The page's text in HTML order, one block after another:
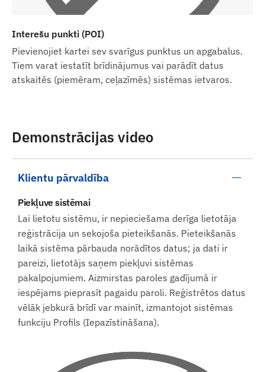
Interešu punkti (POI)
Pievienojiet kartei sev svarīgus punktus un apgabalus.
Tiem varat iestatīt brīdinājumus vai parādīt datus
atskaitēs (piemēram, ceļazīmēs) sistēmas ietvaros.
Demonstrācijas video
Klientu pārvaldība
Piekļuve sistēmai
Lai lietotu sistēmu, ir nepieciešama derīga lietotāja
reģistrācija un sekojoša pieteikšanās. Pieteikšanās
laikā sistēma pārbauda norādītos datus; ja dati ir
pareizi, lietotājs saņem piekļuvi sistēmas
pakalpojumiem. Aizmirstas paroles gadījumā ir
iespējams pieprasīt pagaidu paroli. Reģistrētos datus
vēlāk jebkurā brīdī var mainīt, izmantojot sistēmas
funkciju Profils (Iepazīstināšana).